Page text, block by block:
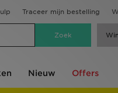
Traceer mijn bestelling
Nieuw Offers